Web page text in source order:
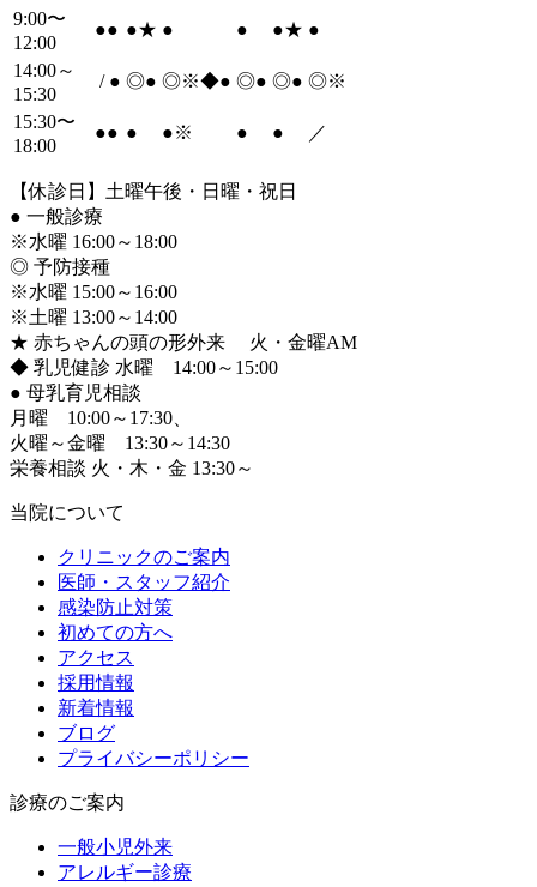
9:00〜
12:00
●● ●★ ● ● ●★ ●
14:00～
15:30
/ ● ◎● ◎※◆● ◎● ◎● ◎※
15:30〜
18:00
●● ● ●※ ● ● ／
【休診日】土曜午後・日曜・祝日
● 一般診療
※水曜 16:00～18:00
◎ 予防接種
※水曜 15:00～16:00
※土曜 13:00～14:00
★ 赤ちゃんの頭の形外来 火・金曜AM
◆ 乳児健診 水曜 14:00～15:00
● 母乳育児相談
月曜 10:00～17:30、
火曜～金曜 13:30～14:30
栄養相談 火・木・金 13:30～
当院について
クリニックのご案内
医師・スタッフ紹介
感染防止対策
初めての方へ
アクセス
採用情報
新着情報
ブログ
プライバシーポリシー
診療のご案内
一般小児外来
アレルギー診療